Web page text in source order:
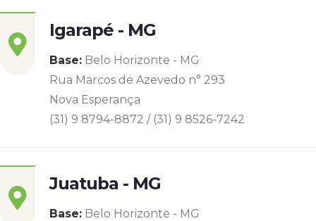
Igarapé - MG
Base: Belo Horizonte - MG
Rua Marcos de Azevedo n° 293
Nova Esperança
(31) 9 8794-8872 / (31) 9 8526-7242
Juatuba - MG
Base: Belo Horizonte - MG